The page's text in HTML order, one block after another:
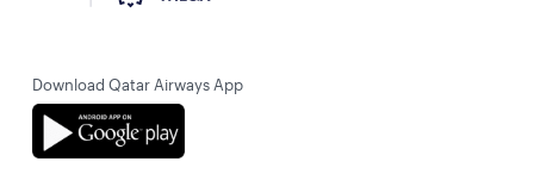
Download Qatar Airways App